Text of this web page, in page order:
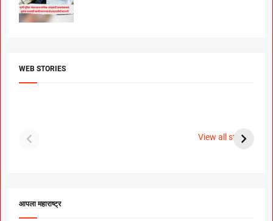
WEB STORIES
View all stories
पूजा सावंत ने गुपचूप
आपला महाराष्ट्र